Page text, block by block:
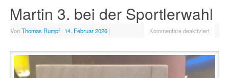
Martin 3. bei der Sportlerwahl
VonThomas Rumpf | 14. Februar 2026 | Kommentare deaktiviert